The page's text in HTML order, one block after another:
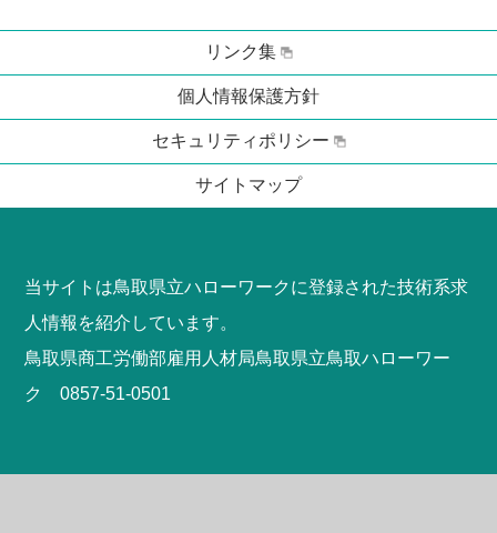
リンク集
個人情報保護方針
セキュリティポリシー
サイトマップ
当サイトは鳥取県立ハローワークに登録された技術系求
人情報を紹介しています。
鳥取県商工労働部雇用人材局鳥取県立鳥取ハローワー
ク 0857-51-0501